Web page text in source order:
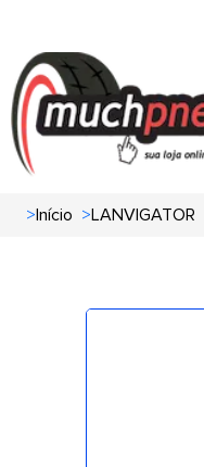
>Início >LANVIGATOR